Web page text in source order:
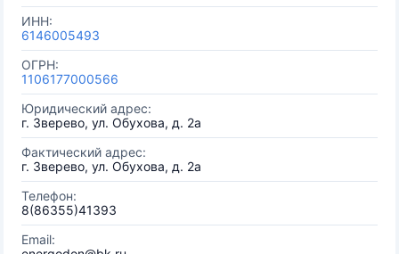
ИНН:
6146005493
ОГРН:
1106177000566
Юридический адрес:
г. Зверево, ул. Обухова, д. 2а
Фактический адрес:
г. Зверево, ул. Обухова, д. 2а
Телефон:
8(86355)41393
Email: